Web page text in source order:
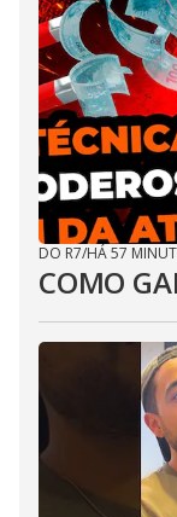
DO R7/HÁ 57
COMO